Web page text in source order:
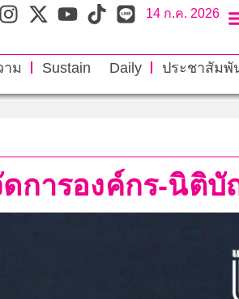
14 ก.ค. 2026
ม Sustain Daily ประชาสัมพั
ดการองค์กร-นิติ